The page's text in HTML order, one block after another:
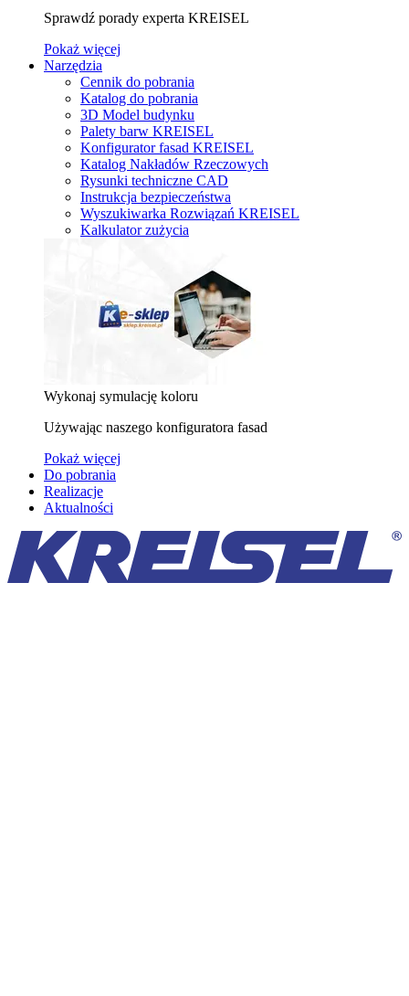
Sprawdź porady experta KREISEL
Pokaż więcej
Narzędzia
Cennik do pobrania
Katalog do pobrania
3D Model budynku
Palety barw KREISEL
Konfigurator fasad KREISEL
Katalog Nakładów Rzeczowych
Rysunki techniczne CAD
Instrukcja bezpieczeństwa
Wyszukiwarka Rozwiązań KREISEL
Kalkulator zużycia
Wykonaj symulację koloru
Używając naszego konfiguratora fasad
Pokaż więcej
Do pobrania
Realizacje
Aktualności